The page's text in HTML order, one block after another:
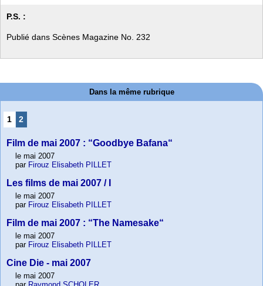
P.S. :
Publié dans Scènes Magazine No. 232
Dans la même rubrique
1 2
Film de mai 2007 : “Goodbye Bafana“
le mai 2007
par Firouz Elisabeth PILLET
Les films de mai 2007 / I
le mai 2007
par Firouz Elisabeth PILLET
Film de mai 2007 : “The Namesake“
le mai 2007
par Firouz Elisabeth PILLET
Cine Die - mai 2007
le mai 2007